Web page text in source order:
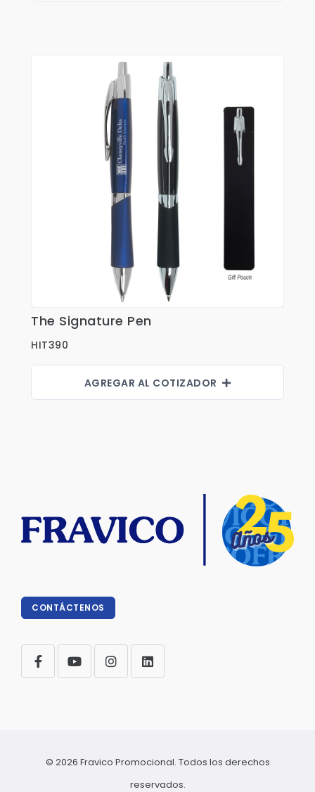
Ver Detalles
The Signature Pen
HIT390
AGREGAR AL COTIZADOR
CONTÁCTENOS
© 2026 Fravico Promocional. Todos los derechos
reservados.